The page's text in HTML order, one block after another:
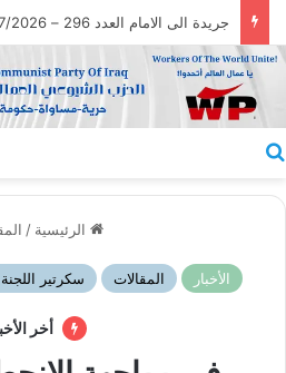
جريدة الى الامام العدد 296 – 28/07/2026
الرئيسية /
الأخبار المقالات سكرتير
أخر